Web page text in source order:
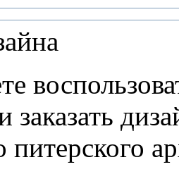
заказать
питерского